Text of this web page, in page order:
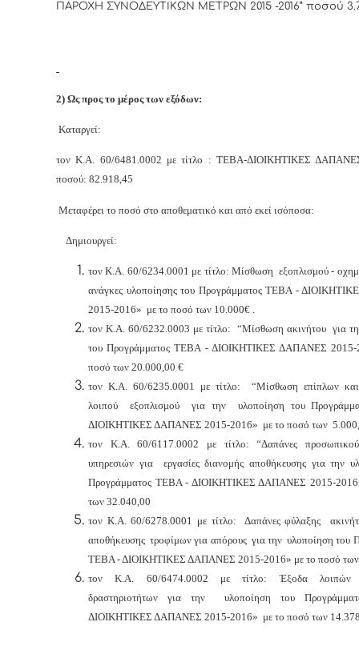
ΠΑΡΟΧΗ ΣΥΝΟΔΕΥΤΙΚΩΝ ΜΕΤΡΩΝ 2015 -2016” ποσού
2) Ως προς το μέρος των εξόδων:
Καταργεί:
τον Κ.Α. 60/6481.0002 με τίτλο : ΤΕΒΑ-ΔΙΟΙΚΗΤΙΚΕΣ
ποσού: 82.918,45
Μεταφέρει το ποσό στο αποθεματικό και από εκεί ισόποσα:
Δημιουργεί:
τον Κ.Α. 60/6234.0001 με τίτλο: Μίσθωση εξοπλισμού -
ανάγκες υλοποίησης του Προγράμματος ΤΕΒΑ -
2015-2016» με το ποσό των 10.000€ .
τον Κ.Α. 60/6232.0003 με τίτλο: “Μίσθωση ακινήτου για
του Προγράμματος ΤΕΒΑ - ΔΙΟΙΚΗΤΙΚΕΣ ΔΑΠΑΝΕΣ
ποσό των 20.000,00 €
τον Κ.Α. 60/6235.0001 με τίτλο: “Μίσθωση επίπλων
λοιπού εξοπλισμού για την υλοποίηση του
ΔΙΟΙΚΗΤΙΚΕΣ ΔΑΠΑΝΕΣ 2015-2016» με το ποσό των
τον Κ.Α. 60/6117.0002 με τίτλο: “Δαπάνες
υπηρεσιών για εργασίες διανομής αποθήκευσης για την
Προγράμματος ΤΕΒΑ - ΔΙΟΙΚΗΤΙΚΕΣ ΔΑΠΑΝΕΣ 2015-
των 32.040,00
τον Κ.Α. 60/6278.0001 με τίτλο: Δαπάνες φύλαξης
αποθήκευσης τροφίμων για απόρους για την υλοποίηση του
ΤΕΒΑ - ΔΙΟΙΚΗΤΙΚΕΣ ΔΑΠΑΝΕΣ 2015-2016» με το ποσό
τον Κ.Α. 60/6474.0002 με τίτλο: Έξοδα λοιπών
δραστηριοτήτων για την υλοποίηση του
ΔΙΟΙΚΗΤΙΚΕΣ ΔΑΠΑΝΕΣ 2015-2016» με το ποσό των